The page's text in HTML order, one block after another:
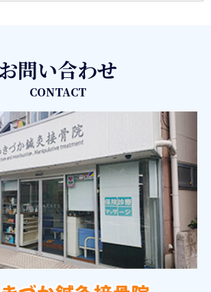
お問い合わせ
CONTACT